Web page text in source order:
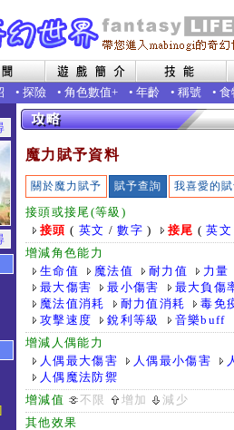
• 探險 • 角色數值+ • 年齡 • 稱號 • 食
魔力賦予資料
關於魔力賦予 賦予查詢 我喜愛的
接頭或接尾(等級)
接頭 ( 英文 /數字 ) 接尾 (英文
增減角色能力
生命值
魔法值 耐力值
力量
最大傷害
最小傷害
最大負傷
魔法值消耗
耐力值消耗
毒免
攻擊速度
銳利等級
音樂buff
增減人偶能力
人偶最大傷害
人偶最小傷害
人偶魔法防禦
增減值
不限 增加
減少
其他效果